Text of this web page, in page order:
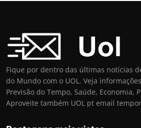
Fique por dentro das últimas notícias
do Mundo com o UOL. Veja
Previsão do Tempo, Saúde, Economia,
Aproveite também UOL pt email